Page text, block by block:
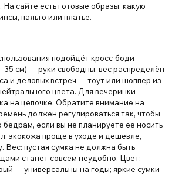
сайте есть готовые образы: какую
пальто или платье.
подойдёт кросс-боди
см) — руки свободны, вес распределён
и деловых встреч — тоут или шоппер из
цвета. Для вечеринки —
на цепочке. Обратите внимание на
должен регулироваться так, чтобы
бёдрам, если вы не планируете её носить
экокожа проще в уходе и дешевле,
пустая сумка не должна быть
станет совсем неудобно. Цвет:
— универсальны на годы; яркие сумки